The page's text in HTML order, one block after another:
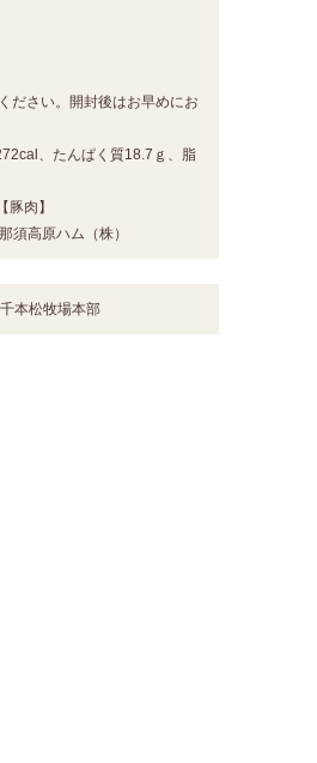
ださい。開封後はお早めにお
、たんぱく質18.7ｇ、脂
肉】
高原ハム（株）
本松牧場本部